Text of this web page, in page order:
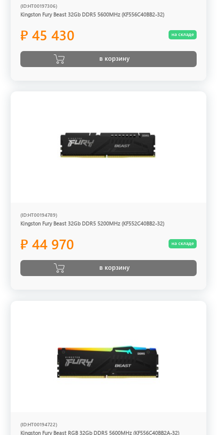
(ID:HT00197306)
Kingston Fury Beast 32Gb DDR5 5600MHz (KF556C40BB2-32)
₽ 45 430 на складе
в корзину
(ID:HT00194789)
Kingston Fury Beast 32Gb DDR5 5200MHz (KF552C40BB2-32)
₽ 44 970 на складе
в корзину
(ID:HT00194722)
Kingston Fury Beast RGB 32Gb DDR5 5600MHz (KF556C40BB2A-32)